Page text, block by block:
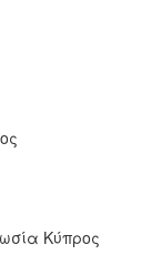
Κύπρος